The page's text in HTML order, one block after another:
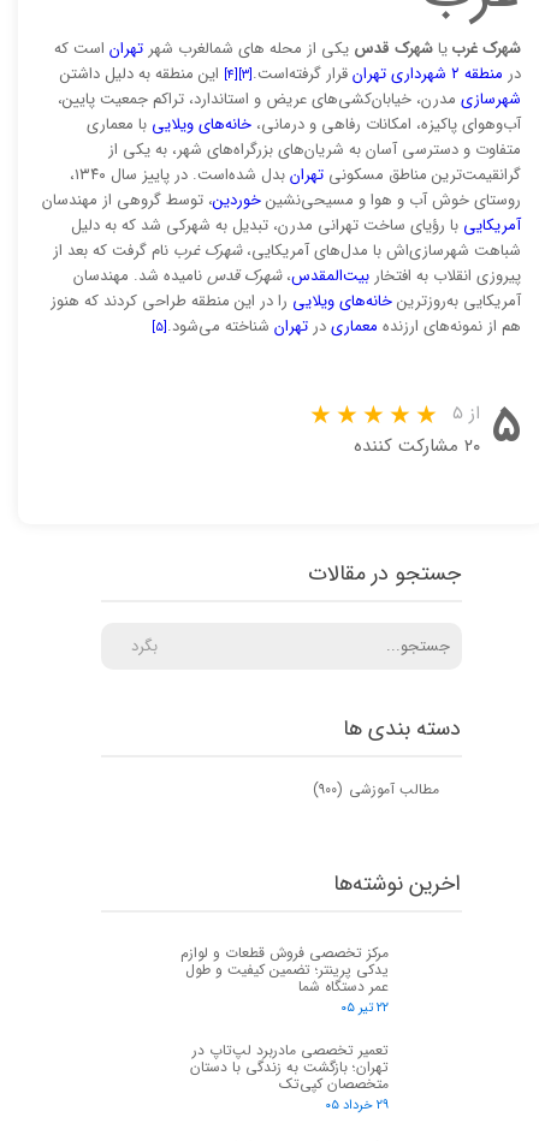
شهرک غربیاشهرک قدس یکی از محله های شمالغرب شهر تهران است که
در منطقه ۲ شهرداری تهران قرار گرفته‌است.[۳] [۴]
این منطقه به دلیل داشتن
شهرسازی مدرن، خیابان‌کشی‌های عریض و استاندارد، تراکم جمعیت پایین،
آب‌وهوای پاکیزه، امکانات رفاهی و درمانی، خانه‌های ویلایی با معماری
متفاوت و دسترسی آسان به شریان‌های بزرگراه‌های شهر، به یکی از
گرانقیمت‌ترین مناطق مسکونی تهران
بدل شده‌است. در پاییز سال ۱۳۴۰،
روستای خوش آب و هوا و مسیحی‌نشینخوردین، توسط گروهی از مهندسان
آمریکایی با رؤیای ساخت تهرانی مدرن، تبدیل به شهرکی شد که به دلیل
شباهت شهرسازی‌اش با مدل‌های آمریکایی،شهرک غرب نام گرفت که بعد از
پیروزی انقلاب به افتخار بیت‌المقدس،شهرک قدسنامیده شد. مهندسان
آمریکایی به‌روزترینخانه‌های ویلایی را در این منطقه طراحی کردند که هنوز
هم از نمونه‌های ارزنده معماریدر تهران شناخته می‌شود.[۵]
۵ از ۵
۲۰ مشارکت کننده
دسته بندی ها
مطالب آموزشی (۹۰۰)
جستجو در مقالات
بگرد
اخرین نوشته‌ها
مرکز تخصصی فروش قطعات و لوازم
یدکی پرینتر؛ تضمین کیفیت و طول
عمر دستگاه شما
۲۲ تیر ۰۵
تعمیر تخصصی مادربرد لپ‌تاپ در
تهران؛ بازگشت به زندگی با دستان
متخصصان کپی‌تک
۲۹ خرداد ۰۵